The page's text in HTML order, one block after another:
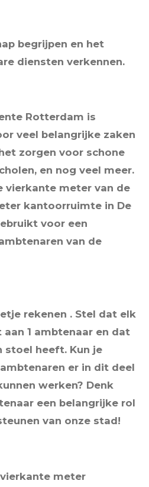
begrijpen en het
diensten verkennen.
Rotterdam is
veel belangrijke zaken
zorgen voor schone
en nog veel meer.
vierkante meter van de
kantoorruimte in De
voor een
van de
rekenen . Stel dat elk
1 ambtenaar en dat
stoel heeft. Kun je
er in dit deel
werken? Denk
een belangrijke rol
van onze stad!
meter